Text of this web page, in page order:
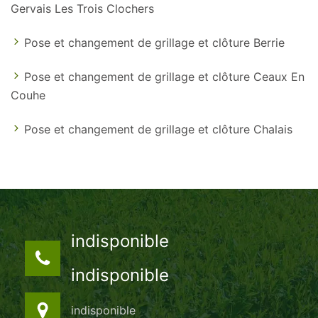
Gervais Les Trois Clochers
Pose et changement de grillage et clôture Berrie
Pose et changement de grillage et clôture Ceaux En
Couhe
Pose et changement de grillage et clôture Chalais
indisponible
indisponible
indisponible